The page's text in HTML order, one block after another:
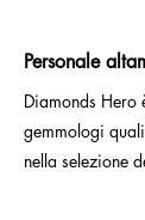
Personale
Diamonds Hero
gemmologi
nella selezione